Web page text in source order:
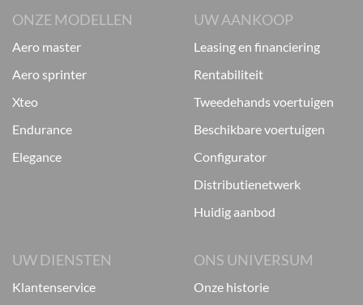
ONZE MODELLEN
aero master
aero sprinter
xteo
endurance
elegance
UW AANKOOP
leasing en financiering
rentabiliteit
tweedehands voertuigen
beschikbare voertuigen
configurator
distributienetwerk
huidig aanbod
UW DIENSTEN
klantenservice
ONS UNIVERSUM
onze historie